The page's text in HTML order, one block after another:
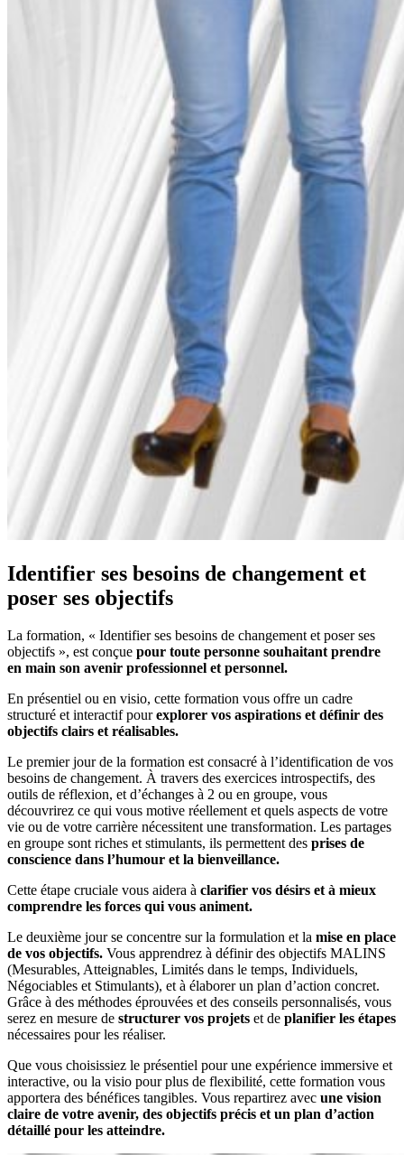
Identifier ses besoins de changement et
poser ses objectifs
La formation, « Identifier ses besoins de changement et poser ses
objectifs », est conçue pour toute personne souhaitant prendre
en main son avenir professionnel et personnel.
En présentiel ou en visio, cette formation vous offre un cadre
structuré et interactif pourexplorer vos aspirations et définir des
objectifs clairs et réalisables.
Le premier jour de la formation est consacré à l’identification de vos
besoins de changement. À travers des exercices introspectifs, des
outils de réflexion, et d’échanges à 2 ou en groupe, vous
découvrirez ce qui vous motive réellement et quels aspects de votre
vie ou de votre carrière nécessitent une transformation. Les partages
en groupe sont riches et stimulants, ils permettent des prises de
conscience dans l’humour et la bienveillance.
Cette étape cruciale vous aidera à clarifier vos désirs et à mieux
comprendre les forces qui vous animent.
Le deuxième jour se concentre sur la formulation et la mise en place
de vos objectifs. Vous apprendrez à définir des objectifs MALINS
(Mesurables, Atteignables, Limités dans le temps, Individuels,
Négociables et Stimulants), et à élaborer un plan d’action concret.
Grâce à des méthodes éprouvées et des conseils personnalisés, vous
serez en mesure de structurer vos projets et de planifier les étapes
nécessaires pour les réaliser.
Que vous choisissiez le présentiel pour une expérience immersive et
interactive, ou la visio pour plus de flexibilité, cette formation vous
apportera des bénéfices tangibles. Vous repartirez avec une vision
claire de votre avenir, des objectifs précis et un plan d’action
détaillé pour les atteindre.